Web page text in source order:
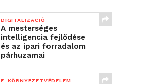
DIGITALIZÁCIÓ
A mesterséges
intelligencia fejlődése
és az ipari forradalom
párhuzamai
E-KÖRNYEZETVÉDELEM